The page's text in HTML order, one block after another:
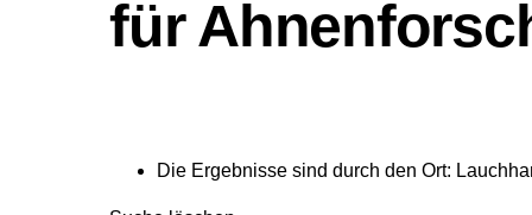
für
Die Ergebnisse sind durch den Ort: